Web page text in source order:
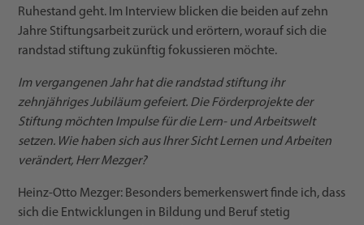
Ruhestand geht. Im Interview blicken die beiden auf zehn
Jahre Stiftungsarbeit zurück und erörtern, worauf sich die
randstad stiftung zukünftig fokussieren möchte.
Im vergangenen Jahr hat die randstad stiftung ihr
zehnjähriges Jubiläum gefeiert. Die Förderprojekte der
Stiftung möchten Impulse für die Lern- und Arbeitswelt
setzen. Wie haben sich aus Ihrer Sicht Lernen und Arbeiten
verändert, Herr Mezger?
Heinz-Otto Mezger: Besonders bemerkenswert finde ich, dass
sich die Entwicklungen in Bildung und Beruf stetig